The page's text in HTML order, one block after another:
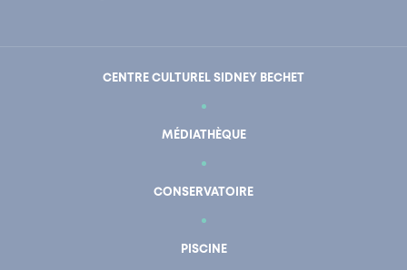
CENTRE CULTUREL SIDNEY BECHET
MÉDIATHÈQUE
CONSERVATOIRE
PISCINE